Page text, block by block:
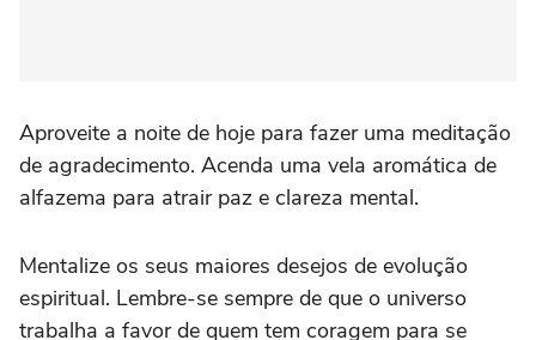
Aproveite a noite de hoje para fazer uma meditação
de agradecimento. Acenda uma vela aromática de
alfazema para atrair paz e clareza mental.
Mentalize os seus maiores desejos de evolução
espiritual. Lembre-se sempre de que o universo
trabalha a favor de quem tem coragem para se